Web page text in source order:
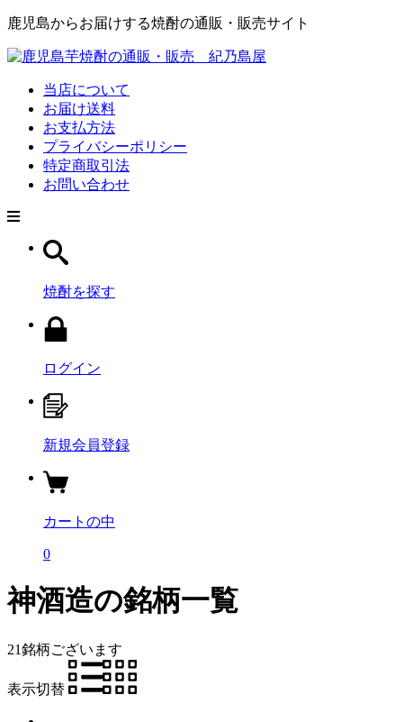
鹿児島からお届けする焼酎の通販・販売サイト
当店について
お届け送料
お支払方法
プライバシーポリシー
特定商取引法
お問い合わせ
焼酎を探す
ログイン
新規会員登録
カートの中
0
神酒造の銘柄一覧
21銘柄ございます
表示切替